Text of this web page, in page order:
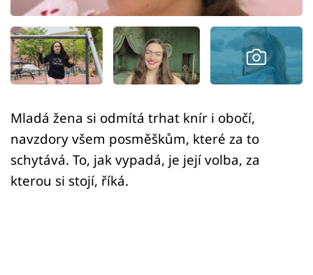
Přihlášení
Sledujte nás
Mladá žena si odmítá trhat knír i obočí,
navzdory všem posměškům, které za to
schytává. To, jak vypadá, je její volba, za
kterou si stojí, říká.